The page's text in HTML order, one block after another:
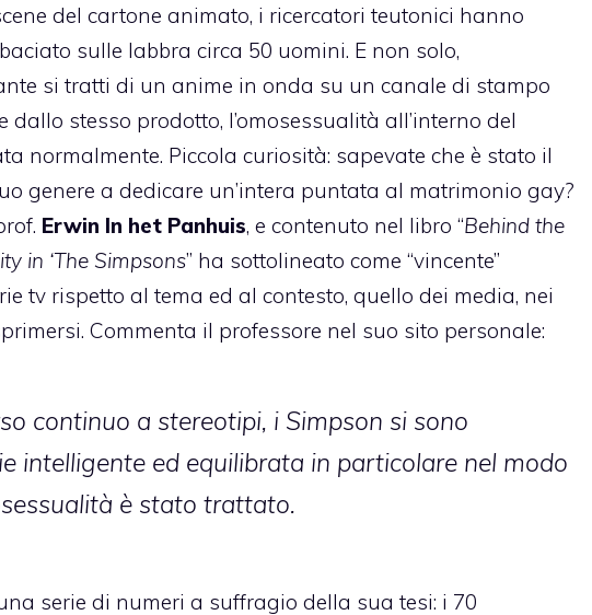
del cartone animato, i ricercatori teutonici hanno
sulle labbra circa 50 uomini. E non solo,
si tratti di un anime in onda su un canale di stampo
dallo stesso prodotto, l’omosessualità all’interno del
normalmente. Piccola curiosità: sapevate che è stato il
genere a dedicare un’intera puntata al matrimonio gay?
Erwin In het Panhuis, e contenuto nel libro “Behind the
in ‘The Simpsons” ha sottolineato come “vincente”
tv rispetto al tema ed al contesto, quello dei media, nei
Commenta il professore nel suo sito personale:
continuo a stereotipi, i Simpson si sono
intelligente ed equilibrata in particolare nel modo
è stato trattato.
serie di numeri a suffragio della sua tesi: i 70